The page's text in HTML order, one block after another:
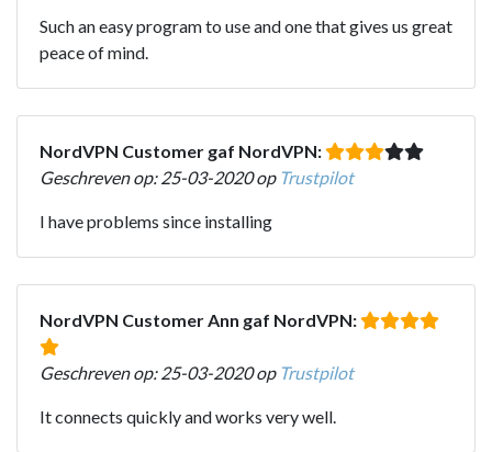
Such an easy program to use and one that gives us great
peace of mind.
NordVPN Customer gaf NordVPN:
Geschreven op: 25-03-2020 op Trustpilot
I have problems since installing
NordVPN Customer Ann gaf NordVPN:
Geschreven op: 25-03-2020 op Trustpilot
It connects quickly and works very well.